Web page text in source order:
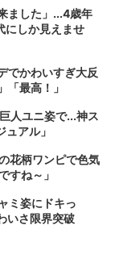
ました」...4歳年
しか見えませ
でかわいすぎ大反
最高！」
人ユニ姿で...神ス
アル」
花柄ワンピで色気
すね～」
ミ姿にドキっ
いさ限界突破